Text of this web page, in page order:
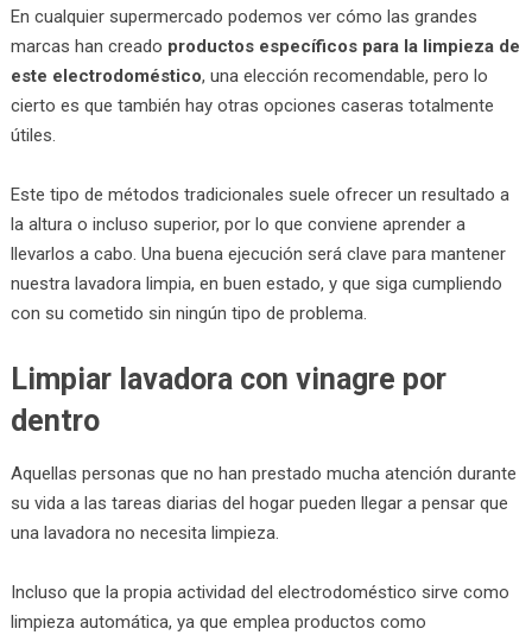
En cualquier supermercado podemos ver cómo las grandes
marcas han creado productos específicos para la limpieza de
este electrodoméstico, una elección recomendable, pero lo
cierto es que también hay otras opciones caseras totalmente
útiles.
Este tipo de métodos tradicionales suele ofrecer un resultado a
la altura o incluso superior, por lo que conviene aprender a
llevarlos a cabo. Una buena ejecución será clave para mantener
nuestra lavadora limpia, en buen estado, y que siga cumpliendo
con su cometido sin ningún tipo de problema.
Limpiar lavadora con vinagre por
dentro
Aquellas personas que no han prestado mucha atención durante
su vida a las tareas diarias del hogar pueden llegar a pensar que
una lavadora no necesita limpieza.
Incluso que la propia actividad del electrodoméstico sirve como
limpieza automática, ya que emplea productos como